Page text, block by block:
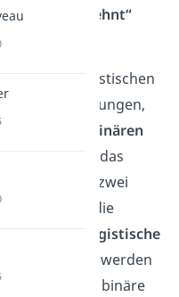
oder
„abgelehnt“
bei der logistischen
zwei Ausprägungen,
von einer
binären
. Hat das
mehr als zwei
man die
logistische
Artikel werden
auf die binäre